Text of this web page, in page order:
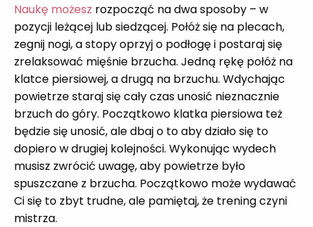
Naukę możesz rozpocząć na dwa sposoby – w
pozycji leżącej lub siedzącej. Połóż się na plecach,
zegnij nogi, a stopy oprzyj o podłogę i postaraj się
zrelaksować mięśnie brzucha. Jedną rękę połóż na
klatce piersiowej, a drugą na brzuchu. Wdychając
powietrze staraj się cały czas unosić nieznacznie
brzuch do góry. Początkowo klatka piersiowa też
będzie się unosić, ale dbaj o to aby działo się to
dopiero w drugiej kolejności. Wykonując wydech
musisz zwrócić uwagę, aby powietrze było
spuszczane z brzucha. Początkowo może wydawać
Ci się to zbyt trudne, ale pamiętaj, że trening czyni
mistrza.